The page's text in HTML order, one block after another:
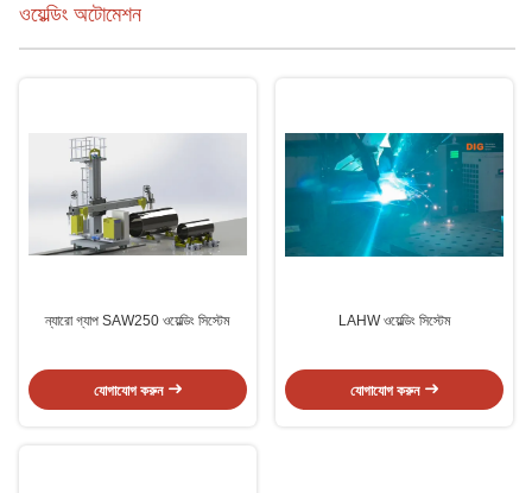
ওয়েল্ডিং অটোমেশন
ন্যারো গ্যাপ SAW250 ওয়েল্ডিং সিস্টেম
যোগাযোগ করুন
LAHW ওয়েল্ডিং সিস্টেম
যোগাযোগ করুন